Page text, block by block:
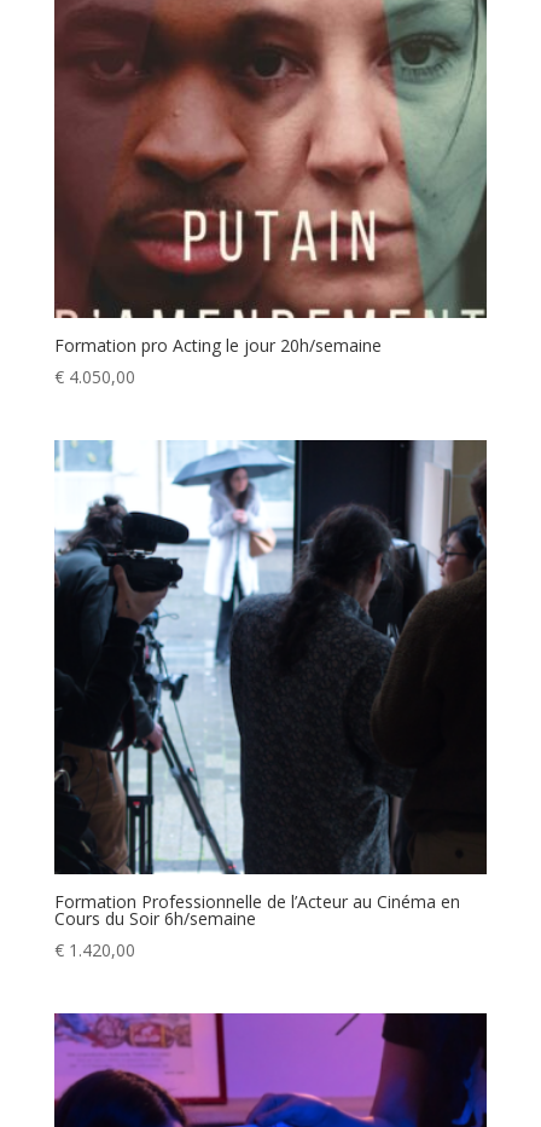
Formation pro Acting le jour 20h/semaine
€4.050,00
Formation Professionnelle de l’Acteur au Cinéma en
Cours du Soir 6h/semaine
€1.420,00